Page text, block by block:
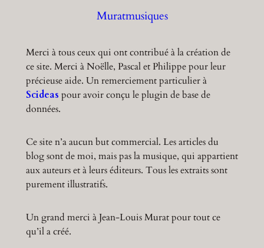
Muratmusiques
Merci à tous ceux qui ont contribué à la création de
ce site. Merci à Noëlle, Pascal et Philippe pour leur
précieuse aide. Un remerciement particulier à
Scideas pour avoir conçu le plugin de base de
données.
Ce site n’a aucun but commercial. Les articles du
blog sont de moi, mais pas la musique, qui appartient
aux auteurs et à leurs éditeurs. Tous les extraits sont
purement illustratifs.
Un grand merci à Jean-Louis Murat pour tout ce
qu’il a créé.